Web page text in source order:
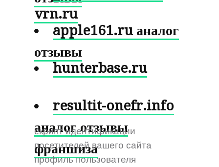
vrn.ru
apple161.ru аналог
отзывы
hunterbase.ru
resultit-onefr.info
аналог отзывы
франшиза
скрипт идентификации
посетителей вашего сайта
профиль пользователя